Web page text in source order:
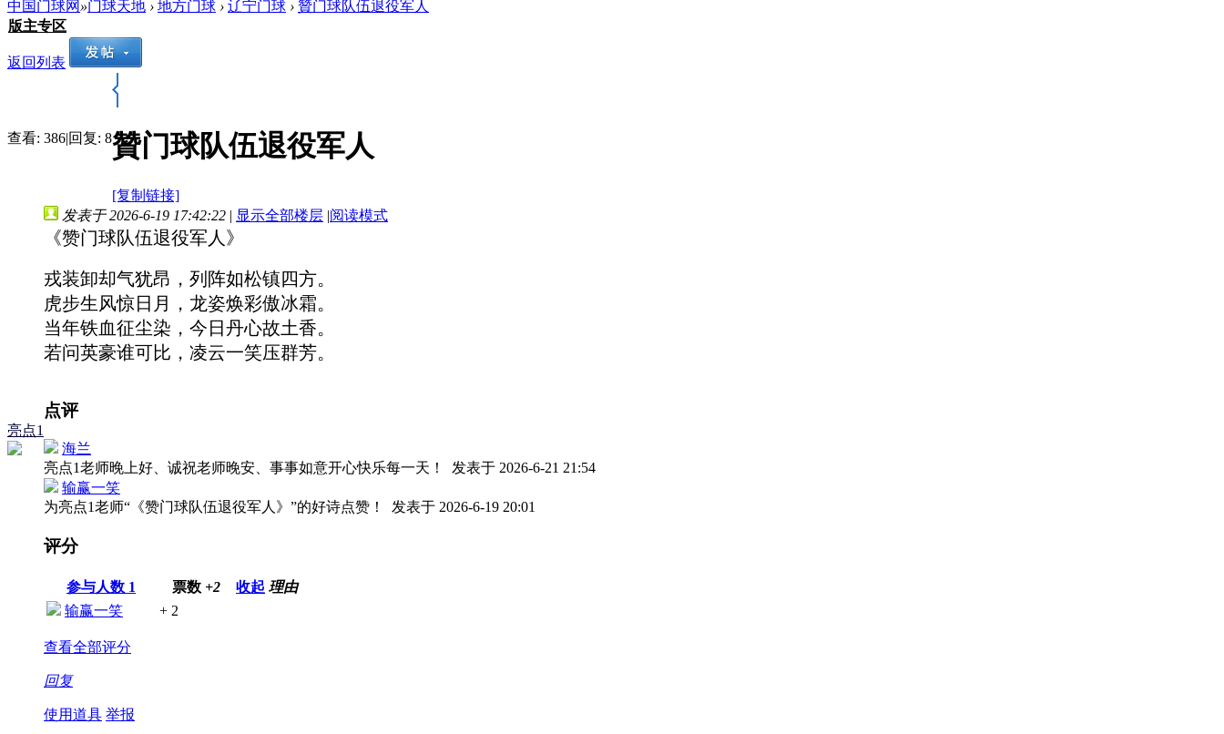
中国门球网 »门球天地 › 地方门球 › 辽宁门球 › 贊门球队伍退役军人
版主专区
返回列表
查看: 386|回复: 8贊门球队伍退役军人
[复制链接]
亮点1
发表于 2026-6-19 17:42:22 | 显示全部楼层 |阅读模式
《赞门球队伍退役军人》
戎装卸却气犹昂，列阵如松镇四方。
虎步生风惊日月，龙姿焕彩傲冰霜。
当年铁血征尘染，今日丹心故土香。
若问英豪谁可比，凌云一笑压群芳。
点评
海兰
亮点1老师晚上好、诚祝老师晚安、事事如意开心快乐每一天！ 发表于 2026-6-21 21:54
输赢一笑
为亮点1老师“《赞门球队伍退役军人》”的好诗点赞！ 发表于 2026-6-19 20:01
评分
参与人数 1 票数 +2 收起 理由
输赢一笑
+ 2
查看全部评分
回复
使用道具 举报